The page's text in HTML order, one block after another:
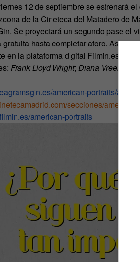
12 de septiembre se estrenará el
de la Cineteca del Matadero de
Se proyectará un segundo pase el
gratuita hasta completar aforo. Así
en la plataforma digital Filmin.es. El
Frank Lloyd Wright; Diana Vreeland,
american-portraits/
secciones/
american-portraits